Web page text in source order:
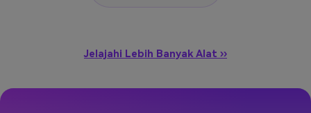
Jelajahi Lebih Banyak Alat ››